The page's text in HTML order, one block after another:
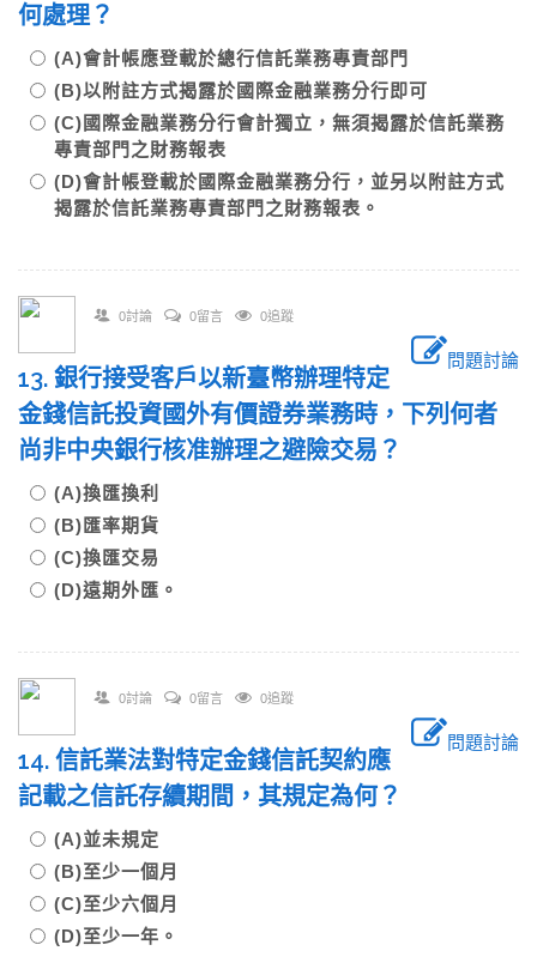
何處理？
(A)會計帳應登載於總行信託業務專責部門
(B)以附註方式揭露於國際金融業務分行即可
(C)國際金融業務分行會計獨立，無須揭露於信託業務
專責部門之財務報表
(D)會計帳登載於國際金融業務分行，並另以附註方式
揭露於信託業務專責部門之財務報表。
0討論 0留言 0追蹤
問題討論
13. 銀行接受客戶以新臺幣辦理特定
金錢信託投資國外有價證券業務時，下列何者
尚非中央銀行核准辦理之避險交易？
(A)換匯換利
(B)匯率期貨
(C)換匯交易
(D)遠期外匯。
0討論 0留言 0追蹤
問題討論
14. 信託業法對特定金錢信託契約應
記載之信託存續期間，其規定為何？
(A)並未規定
(B)至少一個月
(C)至少六個月
(D)至少一年。